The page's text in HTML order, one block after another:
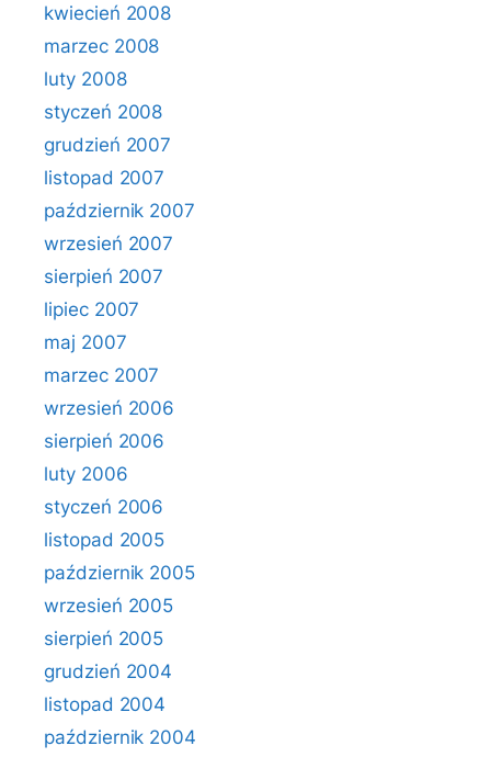
kwiecień 2008
marzec 2008
luty 2008
styczeń 2008
grudzień 2007
listopad 2007
październik 2007
wrzesień 2007
sierpień 2007
lipiec 2007
maj 2007
marzec 2007
wrzesień 2006
sierpień 2006
luty 2006
styczeń 2006
listopad 2005
październik 2005
wrzesień 2005
sierpień 2005
grudzień 2004
listopad 2004
październik 2004